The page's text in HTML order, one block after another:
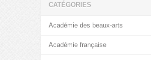
CATÉGORIES
Académie des beaux-arts
Académie française